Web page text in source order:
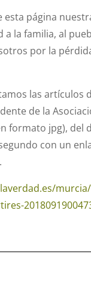
página
a la familia, al
por la
las artículos
de la
formato jpg), del
con un